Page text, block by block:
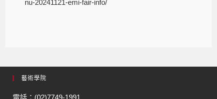
nu-20241121-emi-fair-info/
藝術學院